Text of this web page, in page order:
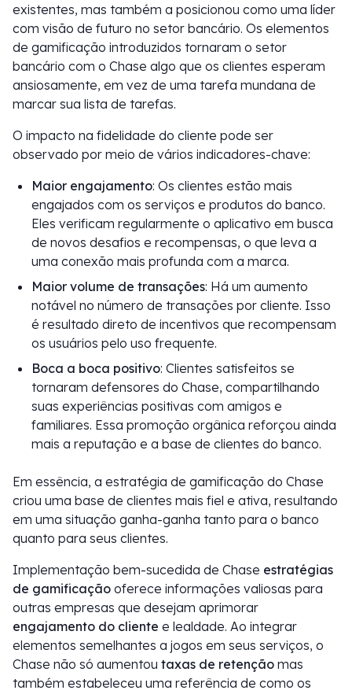
existentes, mas também a posicionou como uma líder
com visão de futuro no setor bancário. Os elementos
de gamificação introduzidos tornaram o setor
bancário com o Chase algo que os clientes esperam
ansiosamente, em vez de uma tarefa mundana de
marcar sua lista de tarefas.
O impacto na fidelidade do cliente pode ser
observado por meio de vários indicadores-chave:
Maior engajamento: Os clientes estão mais
engajados com os serviços e produtos do banco.
Eles verificam regularmente o aplicativo em busca
de novos desafios e recompensas, o que leva a
uma conexão mais profunda com a marca.
Maior volume de transações: Há um aumento
notável no número de transações por cliente. Isso
é resultado direto de incentivos que recompensam
os usuários pelo uso frequente.
Boca a boca positivo: Clientes satisfeitos se
tornaram defensores do Chase, compartilhando
suas experiências positivas com amigos e
familiares. Essa promoção orgânica reforçou ainda
mais a reputação e a base de clientes do banco.
Em essência, a estratégia de gamificação do Chase
criou uma base de clientes mais fiel e ativa, resultando
em uma situação ganha-ganha tanto para o banco
quanto para seus clientes.
Implementação bem-sucedida de Chase estratégias
de gamificação oferece informações valiosas para
outras empresas que desejam aprimorar
engajamento do cliente e lealdade. Ao integrar
elementos semelhantes a jogos em seus serviços, o
Chase não só aumentou taxas de retenção mas
também estabeleceu uma referência de como os